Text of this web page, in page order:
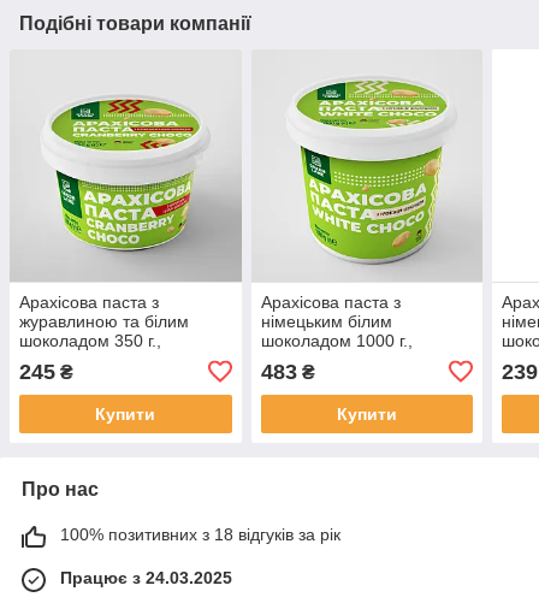
Подібні товари компанії
Арахісова паста з
журавлиною та білим
шоколадом 350 г.,
консервантів та домішок
CRANBERRY CHOCO
245 ₴
Купити
Арахісова паста з
німецьким білим
шоколадом 1000 г.,
консервантів та домішок
WHITE CHOCO
483₴
Купити
239
Про нас
100% позитивних з 18 відгуків за рік
Працює з 24.03.2025